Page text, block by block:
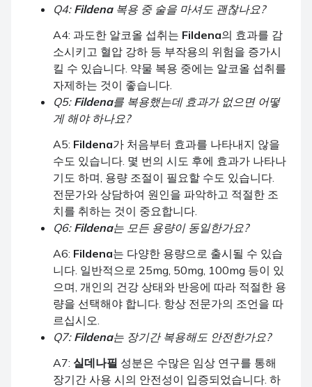
Q4: Fildena복용 중 술을 마셔도 괜찮나요?
A4: 과도한 알코올 섭취는 Fildena의 효과를 감
소시키고 혈압 강하 등 부작용의 위험을 증가시
킬 수 있습니다. 약물 복용 중에는 알코올 섭취를
자제하는 것이 좋습니다.
Q5: Fildena를 복용했는데 효과가 없으면 어떻
게 해야 하나요?
A5: Fildena가 처음부터 효과를 나타내지 않을
수도 있습니다. 몇 번의 시도 후에 효과가 나타나
기도 하며, 용량 조절이 필요할 수도 있습니다.
전문가와 상담하여 원인을 파악하고 적절한 조
치를 취하는 것이 중요합니다.
Q6: Fildena는 모든 용량이 동일한가요?
A6: Fildena는 다양한 용량으로 출시될 수 있습
니다. 일반적으로 25mg, 50mg, 100mg 등이 있
으며, 개인의 건강 상태와 반응에 따라 적절한 용
량을 선택해야 합니다. 항상 전문가의 조언을 따
르십시오.
Q7: Fildena는 장기간 복용해도 안전한가요?
A7: 실데나필 성분은 수많은 임상 연구를 통해
장기간 사용 시의 안전성이 입증되었습니다. 하